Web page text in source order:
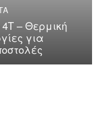
4T – Θερμική
για